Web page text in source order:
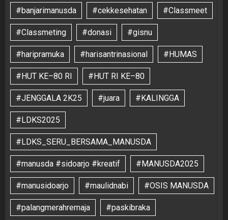
#banjarimanusda #cekkesehatan #Classmeet
#Classmeting #donasi #gisnu
#haripramuka #harisantrinasional #HUMAS
#HUT KE–80 RI #HUT RI KE–80
#JENGGALA 2K25 #juara #KALINGGA
#LDKS2025
#LDKS_SERU_BERSAMA_MANUSDA
#manusda #sidoarjo #kreatif #MANUSDA2025
#manusidoarjo #maulidnabi #OSIS MANUSDA
#palangmerahremaja #paskibraka